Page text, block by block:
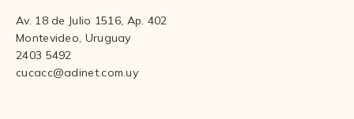
Av. 18 de Julio 1516, Ap. 402
Montevideo, Uruguay
2403 5492
cucacc@adinet.com.uy